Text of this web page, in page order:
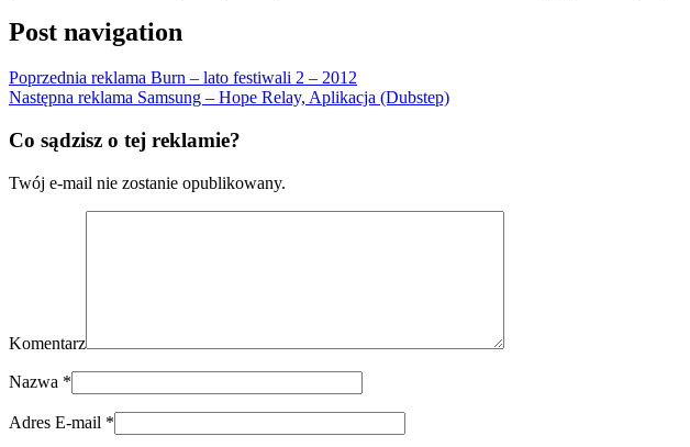
Post navigation
Poprzednia reklama Burn – lato festiwali 2 – 2012
Następna reklama Samsung – Hope Relay, Aplikacja (Dubstep)
Co sądzisz o tej reklamie?
Twój e-mail nie zostanie opublikowany.
Komentarz
Nazwa *
Adres E-mail *